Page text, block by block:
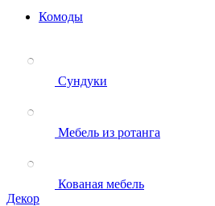
Комоды
Сундуки
Мебель из ротанга
Кованая мебель
Декор